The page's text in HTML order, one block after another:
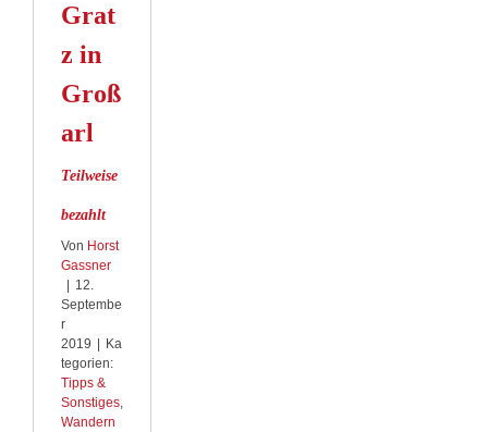
Grat
z in
Groß
arl
Teilweise
bezahlt
Von Horst
Gassner
12.
Septembe
r
2019
Ka
tegorien:
Tipps &
Sonstiges,
Wandern